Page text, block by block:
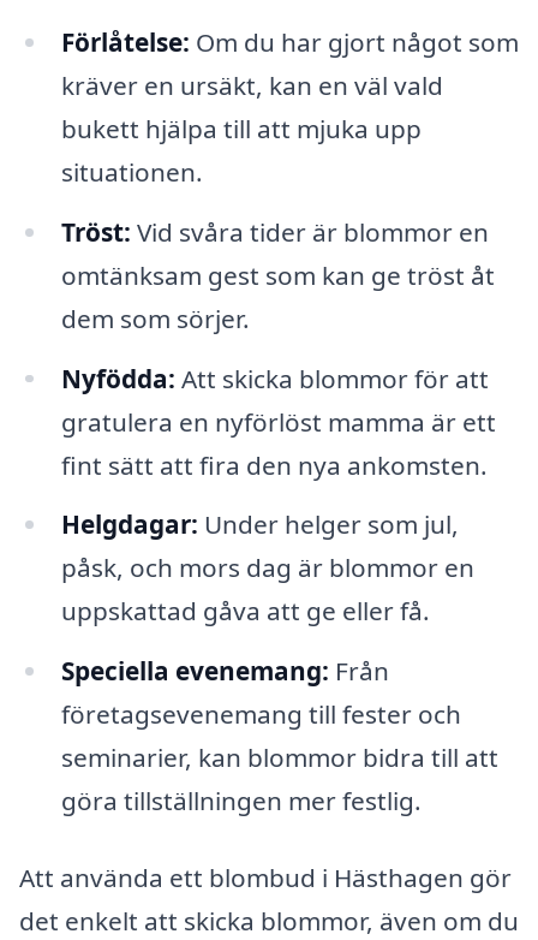
Förlåtelse: Om du har gjort något som
kräver en ursäkt, kan en väl vald
bukett hjälpa till att mjuka upp
situationen.
Tröst: Vid svåra tider är blommor en
omtänksam gest som kan ge tröst åt
dem som sörjer.
Nyfödda: Att skicka blommor för att
gratulera en nyförlöst mamma är ett
fint sätt att fira den nya ankomsten.
Helgdagar: Under helger som jul,
påsk, och mors dag är blommor en
uppskattad gåva att ge eller få.
Speciella evenemang: Från
företagsevenemang till fester och
seminarier, kan blommor bidra till att
göra tillställningen mer festlig.
Att använda ett blombud i Hästhagen gör
det enkelt att skicka blommor, även om du